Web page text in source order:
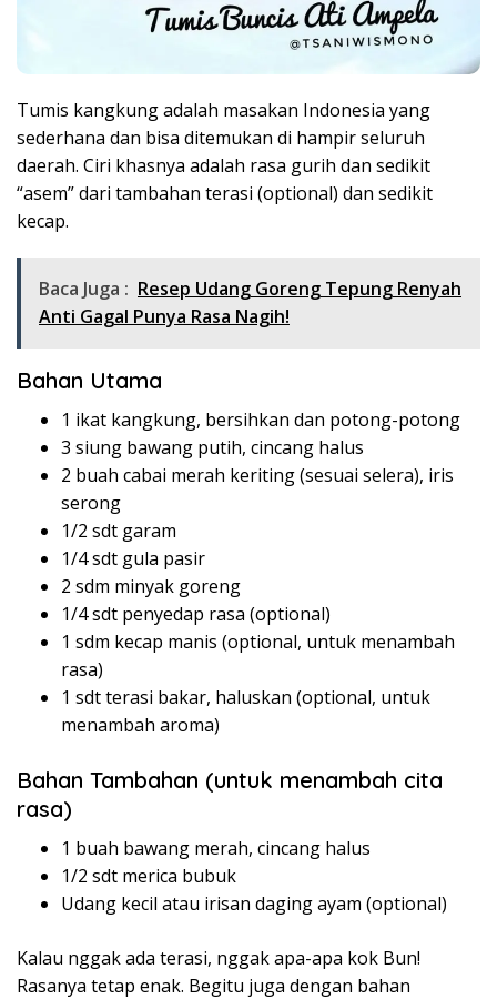
Tumis kangkung adalah masakan Indonesia yang
sederhana dan bisa ditemukan di hampir seluruh
daerah. Ciri khasnya adalah rasa gurih dan sedikit
“asem” dari tambahan terasi (optional) dan sedikit
kecap.
Baca Juga : Resep Udang Goreng Tepung Renyah
Anti Gagal Punya Rasa Nagih!
Bahan Utama
1 ikat kangkung, bersihkan dan potong-potong
3 siung bawang putih, cincang halus
2 buah cabai merah keriting (sesuai selera), iris
serong
1/2 sdt garam
1/4 sdt gula pasir
2 sdm minyak goreng
1/4 sdt penyedap rasa (optional)
1 sdm kecap manis (optional, untuk menambah
rasa)
1 sdt terasi bakar, haluskan (optional, untuk
menambah aroma)
Bahan Tambahan (untuk menambah cita
rasa)
1 buah bawang merah, cincang halus
1/2 sdt merica bubuk
Udang kecil atau irisan daging ayam (optional)
Kalau nggak ada terasi, nggak apa-apa kok Bun!
Rasanya tetap enak. Begitu juga dengan bahan